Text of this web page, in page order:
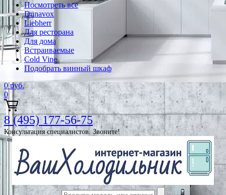
Посмотреть все
Dunavox
Liebherr
Для ресторана
Для дома
Встраиваемые
Cold Vine
Подобрать винный шкаф
0 руб.
0
8 (495) 177-56-75
Консультация специалистов. Звоните!